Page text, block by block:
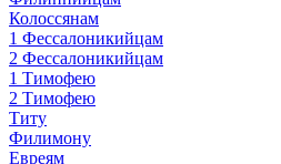
Колоссянам
1 Фессалоникийцам
2 Фессалоникийцам
1 Тимофею
2 Тимофею
Титу
Филимону
Евреям